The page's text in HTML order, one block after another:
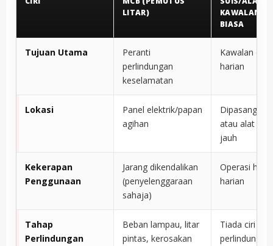
LITAR)
KAWALAN
BIASA
Tujuan Utama
Peranti
perlindungan
keselamatan
Kawalan
harian
Lokasi
Panel elektrik/papan
agihan
Dipasang di
atau alat
jauh
Kekerapan
Penggunaan
Jarang dikendalikan
(penyelenggaraan
sahaja)
Operasi
harian
Tahap
Perlindungan
Beban lampau, litar
pintas, kerosakan
Tiada ciri
perlindungan